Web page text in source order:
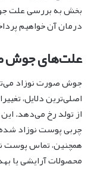
بخش به بررسی علت
درمان آن خواهیم
علت‌های جوش
جوش صورت نوزاد
اصلی‌ترین دلایل،
از تولد رخ می‌دهد.
چربی پوست نوزاد
همچنین، تماس پوست
محصولات آرایشی یا